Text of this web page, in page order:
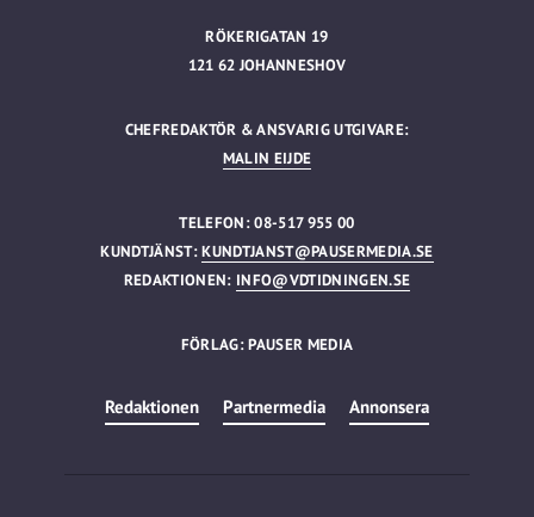
RÖKERIGATAN 19
121 62 JOHANNESHOV
CHEFREDAKTÖR & ANSVARIG UTGIVARE:
MALIN EIJDE
TELEFON: 08-517 955 00
KUNDTJÄNST:KUNDTJANST@PAUSERMEDIA.SE
REDAKTIONEN: INFO@VDTIDNINGEN.SE
FÖRLAG: PAUSER MEDIA
Redaktionen Partnermedia Annonsera